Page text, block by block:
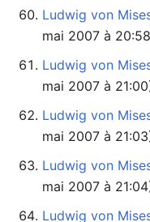
Ludwig von
mai 2007 à
Ludwig von
mai 2007 à
Ludwig von
mai 2007 à
Ludwig von
mai 2007 à
Ludwig von